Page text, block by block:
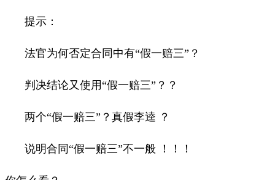
提示：
法官为何否定合同中有“假一赔三”？
判决结论又使用“假一赔三”？？
两个“假一赔三”？真假李逵 ？
说明合同“假一赔三”不一般 ！！！